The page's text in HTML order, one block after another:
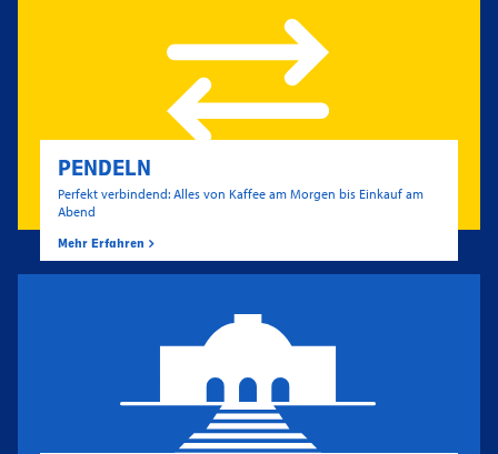
PENDELN
Perfekt verbindend: Alles von Kaffee am Morgen bis Einkauf am
Abend
Mehr Erfahren